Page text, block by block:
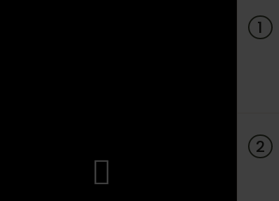
1
2